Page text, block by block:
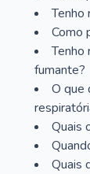
Tenho
Como
Tenho
fumante?
O que
Quais
Quais